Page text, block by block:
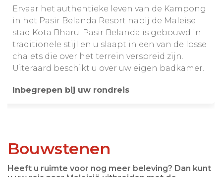
Ervaar het authentieke leven van de Kampong
in het Pasir Belanda Resort nabij de Maleise
stad Kota Bharu. Pasir Belanda is gebouwd in
traditionele stijl en u slaapt in een van de losse
chalets die over het terrein verspreid zijn.
Uiteraard beschikt u over uw eigen badkamer.
Inbegrepen bij uw rondreis
Bouwstenen
Heeft u ruimte voor nog meer beleving? Dan kunt